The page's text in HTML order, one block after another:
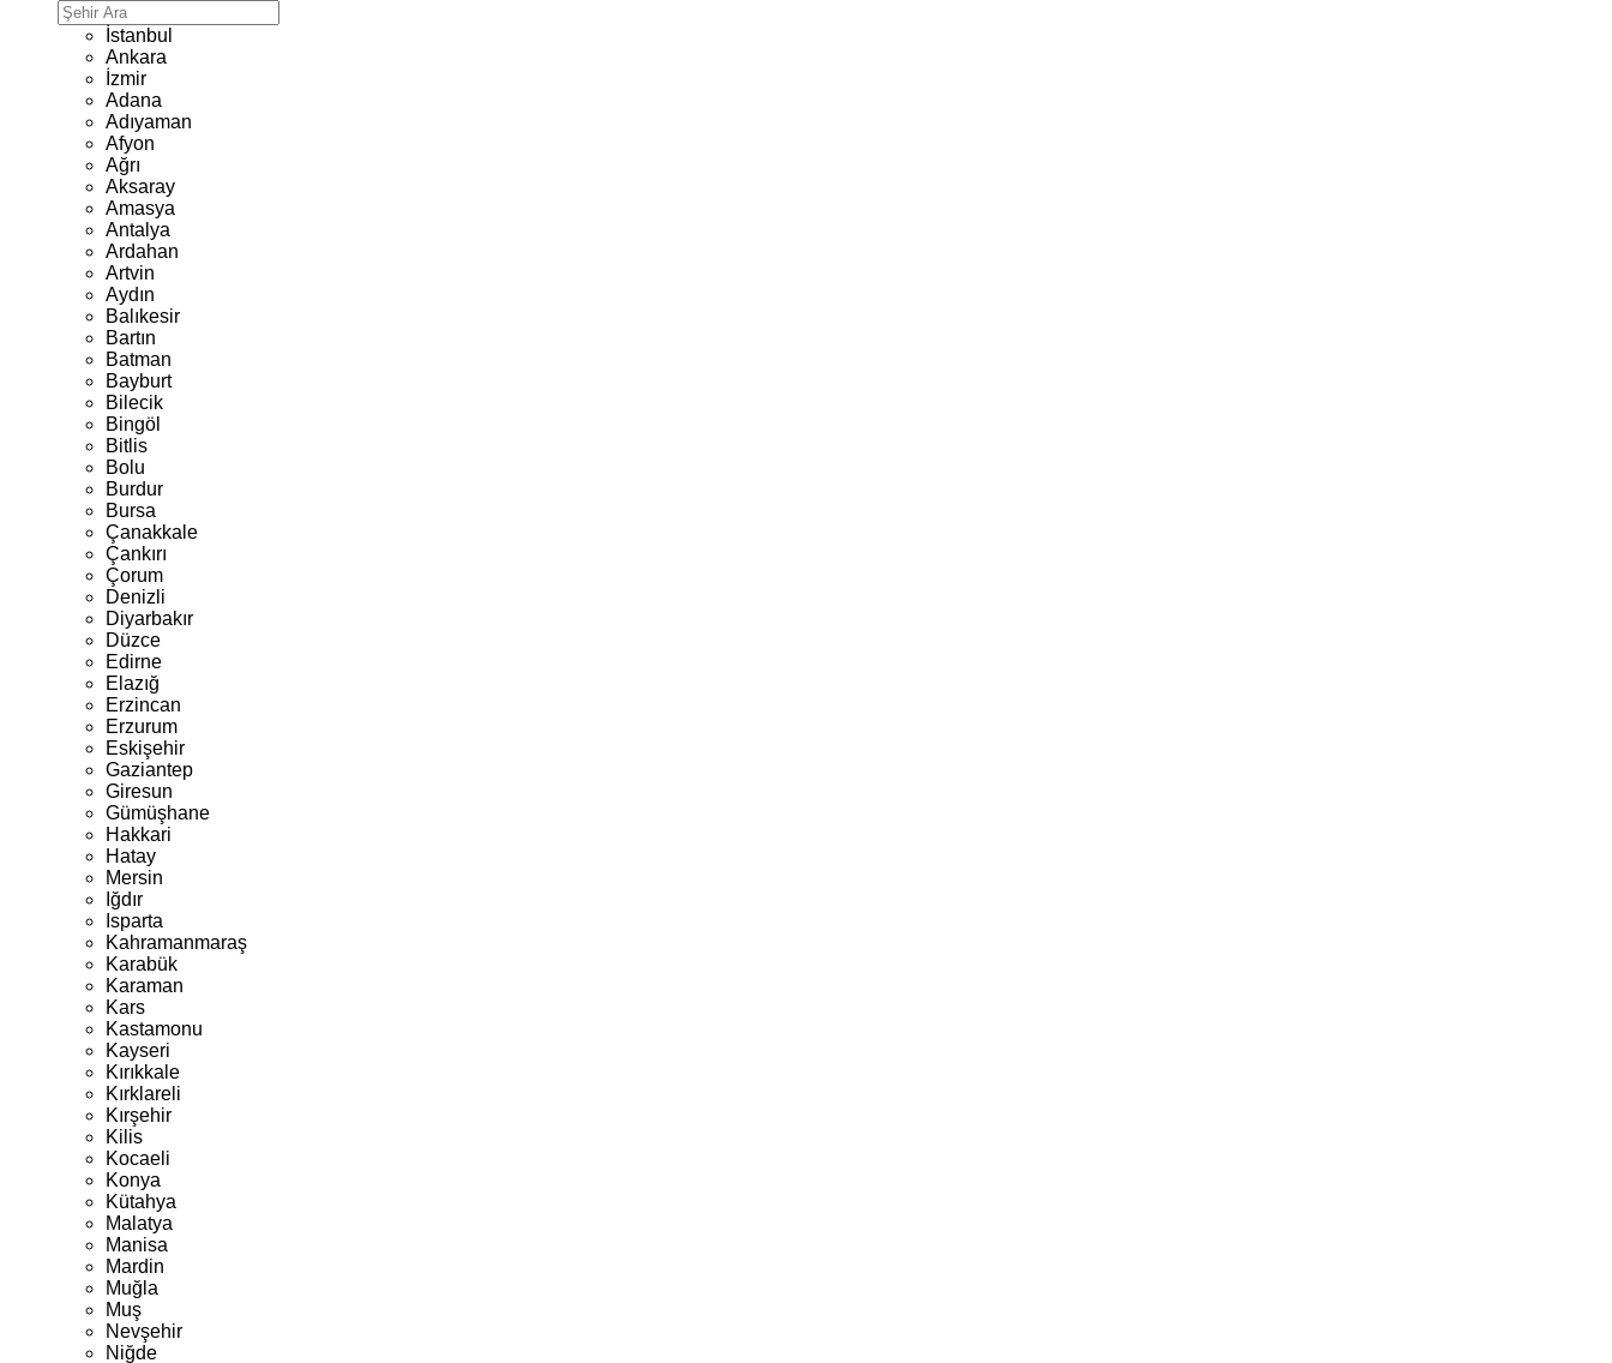
İstanbul
Ankara
İzmir
Adana
Adıyaman
Afyon
Ağrı
Aksaray
Amasya
Antalya
Ardahan
Artvin
Aydın
Balıkesir
Bartın
Batman
Bayburt
Bilecik
Bingöl
Bitlis
Bolu
Burdur
Bursa
Çanakkale
Çankırı
Çorum
Denizli
Diyarbakır
Düzce
Edirne
Elazığ
Erzincan
Erzurum
Eskişehir
Gaziantep
Giresun
Gümüşhane
Hakkari
Hatay
Mersin
Iğdır
Isparta
Kahramanmaraş
Karabük
Karaman
Kars
Kastamonu
Kayseri
Kırıkkale
Kırklareli
Kırşehir
Kilis
Kocaeli
Konya
Kütahya
Malatya
Manisa
Mardin
Muğla
Muş
Nevşehir
Niğde